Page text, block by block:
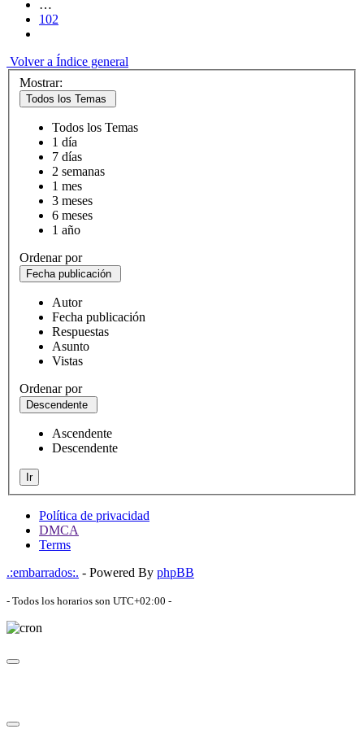
…
102
Volver a Índice general
Mostrar:
Todos los Temas
Todos los Temas
1 día
7 días
2 semanas
1 mes
3 meses
6 meses
1 año
Ordenar por
Fecha publicación
Autor
Fecha publicación
Respuestas
Asunto
Vistas
Ordenar por
Descendente
Ascendente
Descendente
Ir
Política de privacidad
DMCA
Terms
.:embarrados:. - Powered By phpBB
- Todos los horarios son UTC+02:00 -